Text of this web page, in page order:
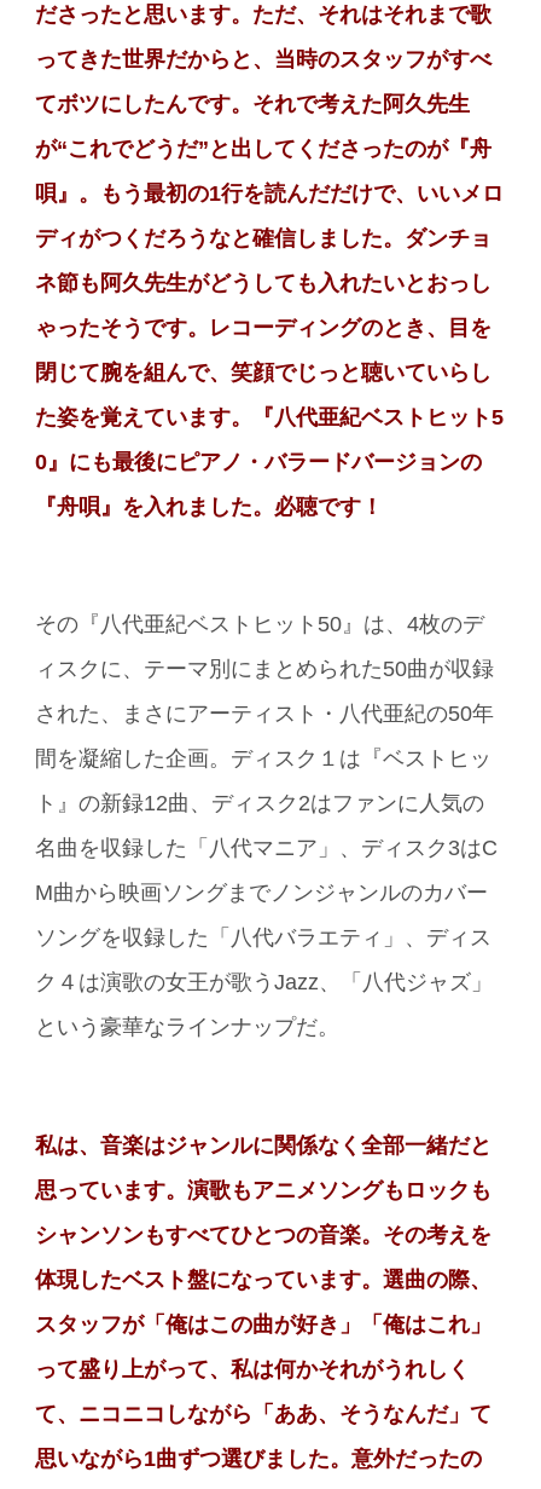
ださったと思います。ただ、それはそれまで歌
ってきた世界だからと、当時のスタッフがすべ
てボツにしたんです。それで考えた阿久先生
が“これでどうだ”と出してくださったのが『舟
唄』。もう最初の1行を読んだだけで、いいメロ
ディがつくだろうなと確信しました。ダンチョ
ネ節も阿久先生がどうしても入れたいとおっし
ゃったそうです。レコーディングのとき、目を
閉じて腕を組んで、笑顔でじっと聴いていらし
た姿を覚えています。『八代亜紀ベストヒット5
0』にも最後にピアノ・バラードバージョンの
『舟唄』を入れました。必聴です！
その『八代亜紀ベストヒット50』は、4枚のデ
ィスクに、テーマ別にまとめられた50曲が収録
された、まさにアーティスト・八代亜紀の50年
間を凝縮した企画。ディスク１は『ベストヒッ
ト』の新録12曲、ディスク2はファンに人気の
名曲を収録した「八代マニア」、ディスク3はC
M曲から映画ソングまでノンジャンルのカバー
ソングを収録した「八代バラエティ」、ディス
ク４は演歌の女王が歌うJazz、「八代ジャズ」
という豪華なラインナップだ。
私は、音楽はジャンルに関係なく全部一緒だと
思っています。演歌もアニメソングもロックも
シャンソンもすべてひとつの音楽。その考えを
体現したベスト盤になっています。選曲の際、
スタッフが「俺はこの曲が好き」「俺はこれ」
って盛り上がって、私は何かそれがうれしく
て、ニコニコしながら「ああ、そうなんだ」て
思いながら1曲ずつ選びました。意外だったの